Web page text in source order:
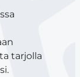
tarjolla